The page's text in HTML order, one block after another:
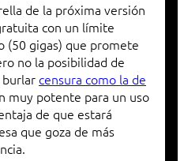
de la próxima versión
con un límite
(50 gigas) que promete
no la posibilidad de
censura como la de
muy potente para un uso
de que estará
que goza de más